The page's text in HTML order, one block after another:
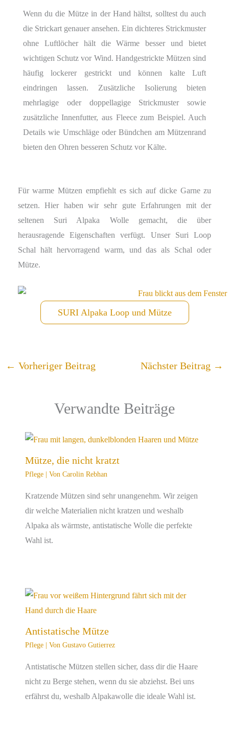
Wenn du die Mütze in der Hand hältst, solltest du auch
die Strickart genauer ansehen. Ein dichteres Strickmuster
ohne Luftlöcher hält die Wärme besser und bietet
wichtigen Schutz vor Wind. Handgestrickte Mützen sind
häufig lockerer gestrickt und können kalte Luft
eindringen lassen. Zusätzliche Isolierung bieten
mehrlagige oder doppellagige Strickmuster sowie
zusätzliche Innenfutter, aus Fleece zum Beispiel. Auch
Details wie Umschläge oder Bündchen am Mützenrand
bieten den Ohren besseren Schutz vor Kälte.
Für warme Mützen empfiehlt es sich auf dicke Garne zu
setzen. Hier haben wir sehr gute Erfahrungen mit der
seltenen Suri Alpaka Wolle gemacht, die über
herausragende Eigenschaften verfügt. Unser Suri Loop
Schal hält hervorragend warm, und das als Schal oder
Mütze.
SURI Alpaka Loop und Mütze
← Vorheriger Beitrag Nächster Beitrag →
Verwandte Beiträge
Mütze, die nicht kratzt
Pflege| Von Carolin Rebhan
Kratzende Mützen sind sehr unangenehm. Wir zeigen
dir welche Materialien nicht kratzen und weshalb
Alpaka als wärmste, antistatische Wolle die perfekte
Wahl ist.
Antistatische Mütze
Pflege| Von Gustavo Gutierrez
Antistatische Mützen stellen sicher, dass dir die Haare
nicht zu Berge stehen, wenn du sie abziehst. Bei uns
erfährst du, weshalb Alpakawolle die ideale Wahl ist.